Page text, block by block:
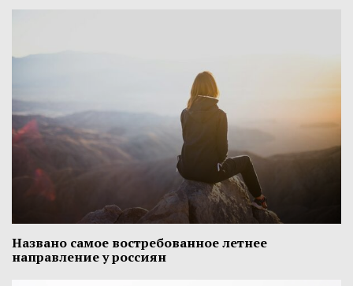
Названо самое востребованное летнее
направление у россиян